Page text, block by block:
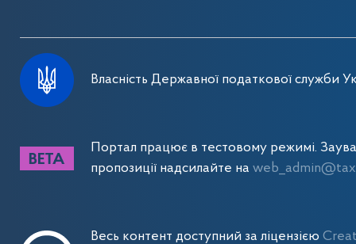
Власність Державної податкової служби
Портал працює в тестовому режимі.
пропозиції надсилайте на
Весь контент доступний за ліцензією